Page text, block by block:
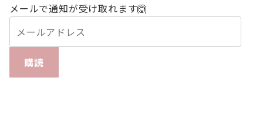
メールで通知が受け取れます🙆
購読